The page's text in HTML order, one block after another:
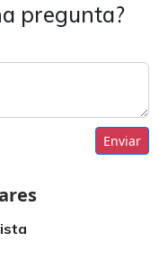
pregunta?
Enviar